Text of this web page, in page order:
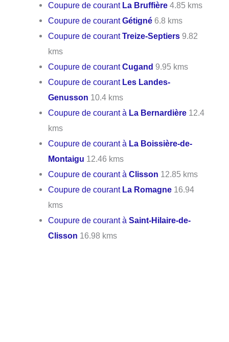
Coupure de courant La Bruffière 4.85 kms
Coupure de courantGétigné 6.8 kms
Coupure de courantTreize-Septiers 9.82
kms
Coupure de courantCugand 9.95 kms
Coupure de courant Les Landes-
Genusson 10.4 kms
Coupure de courant à La Bernardière 12.4
kms
Coupure de courant à La Boissière-de-
Montaigu 12.46 kms
Coupure de courant àClisson 12.85 kms
Coupure de courant La Romagne 16.94
kms
Coupure de courant àSaint-Hilaire-de-
Clisson 16.98 kms